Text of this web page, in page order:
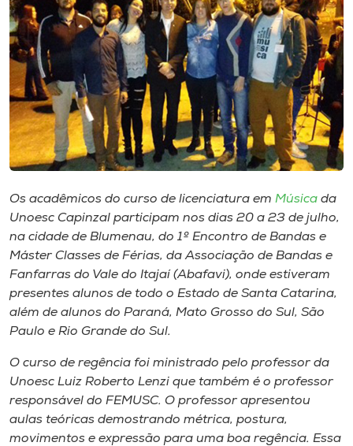
Biblioteca
Editora
Rádio
Museu
Unoesc
Store
Selecione
Os acadêmicos do curso de licenciatura em Música da
Unoesc Capinzal participam nos dias 20 a 23 de julho,
na cidade de Blumenau, do 1º Encontro de Bandas e
Máster Classes de Férias, da Associação de Bandas e
Fanfarras do Vale do Itajaí (Abafavi), onde estiveram
presentes alunos de todo o Estado de Santa Catarina,
além de alunos do Paraná, Mato Grosso do Sul, São
Paulo e Rio Grande do Sul.
O curso de regência foi ministrado pelo professor da
Unoesc Luiz Roberto Lenzi que também é o professor
responsável do FEMUSC. O professor apresentou
aulas teóricas demostrando métrica, postura,
movimentos e expressão para uma boa regência. Essa